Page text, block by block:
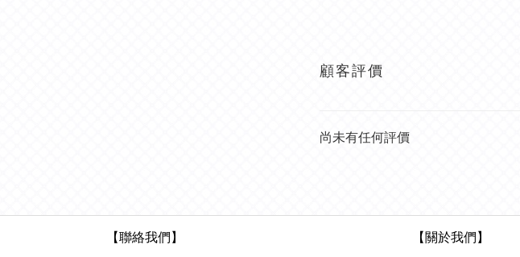
顧客評價
尚未有任何評價
【聯絡我們】 【關於我們】